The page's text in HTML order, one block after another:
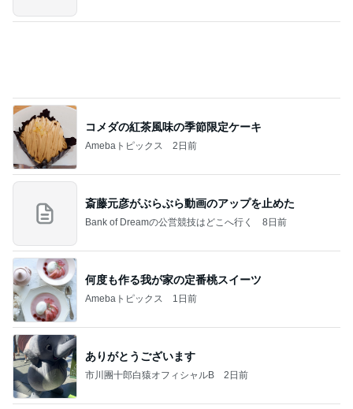
斎藤元彦がぶらぶら動画のアップを止めた
Bank of Dreamの公営競技はどこへ行く
何度も作る我が家の定番桃スイーツ
Amebaトピックス 1日前
ありがとうございます
市川團十郎白猿オフィシャルB
夏休みは朝練と夜練のダブル
Amebaトピックス 11時間前